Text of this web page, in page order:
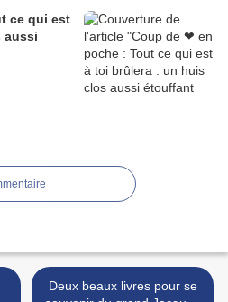
aussi
Deux beaux livres pour se